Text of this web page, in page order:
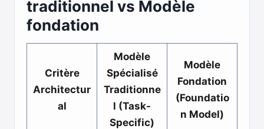
traditionnel vs Modèle
fondation
Critère
Architectur
al
Modèle
Spécialisé
Traditionne
l (Task-
Specific)
Modèle
Fondation
(Foundatio
n Model)